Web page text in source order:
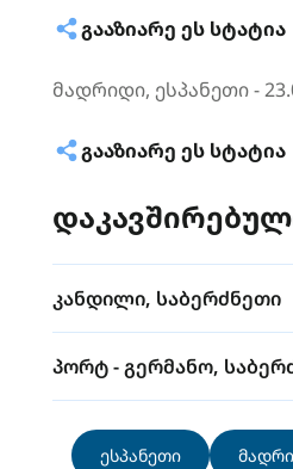
ᲒᲐᲐᲖᲘᲐᲠᲔ ᲔᲡ ᲡᲢᲐᲢᲘᲐ
მადრიდი, ესპანეთი -
ᲒᲐᲐᲖᲘᲐᲠᲔ ᲔᲡ ᲡᲢᲐᲢᲘᲐ
კანდილი, საბერძნეთი
პორტ - გერმანო,
ესპანეთი